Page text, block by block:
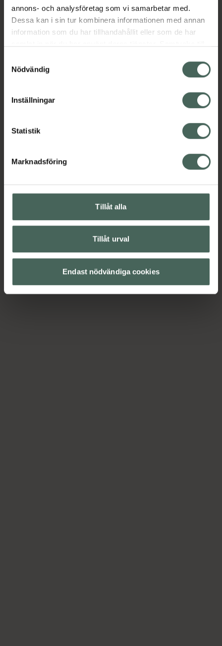
annons- och analysföretag som vi samarbetar med.
Dessa kan i sin tur kombinera informationen med annan
information som du har tillhandahållit eller som de har
återkalla ditt samtycke via webbplatsens
cookieinställningar. Ett återkallat samtycke påverkar inte
lagligheten av behandling som skett innan återkallelsen.
Nödvändig
Inställningar
Statistik
Marknadsföring
Tillåt alla
Tillåt urval
Endast nödvändiga cookies